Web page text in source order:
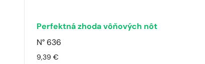
Perfektná zhoda vôňových nôt
N° 636
9,39 €